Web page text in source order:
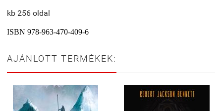
kb 256 oldal
ISBN 978-963-470-409-6
AJÁNLOTT TERMÉKEK: